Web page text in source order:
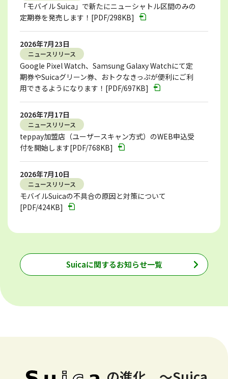
「モバイル Suica」で新たにニューシャトル区間のみの
定期券を発売します！[PDF/298KB]
2026年7月23日
ニュースリリース
Google Pixel Watch、Samsung Galaxy Watchにて定
期券やSuicaグリーン券、おトクなきっぷが便利にご利
用できるようになります！[PDF/697KB]
2026年7月17日
ニュースリリース
teppay加盟店（ユーザースキャン方式）のWEB申込受
付を開始します[PDF/768KB]
2026年7月10日
ニュースリリース
モバイルSuicaの不具合の原因と対策について
[PDF/424KB]
Suicaに関するお知らせ一覧